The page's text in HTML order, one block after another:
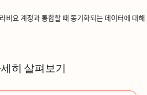
계정과 통합할 때 동기화되는 데이터에 대해
히 살펴보기